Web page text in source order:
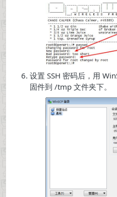
设置 SSH 密码后，用
固件到 /tmp 文件夹下。